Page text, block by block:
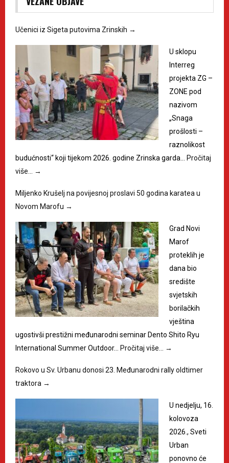
Učenici iz Sigeta putovima Zrinskih →
U sklopu
Interreg
projekta ZG –
ZONE pod
nazivom
„Snaga
prošlosti –
raznolikost
budućnosti“ koji tijekom 2026. godine Zrinska garda… Pročitaj
više…
→
Miljenko Krušelj na povijesnoj proslavi 50 godina karatea u
Novom Marofu →
Grad Novi
Marof
proteklih je
dana bio
središte
svjetskih
borilačkih
vještina
ugostivši prestižni međunarodni seminar Dento Shito Ryu
International Summer Outdoor… Pročitaj više… →
Rokovo u Sv. Urbanu donosi 23. Međunarodni rally oldtimer
traktora →
U nedjelju, 16.
kolovoza
2026., Sveti
Urban
ponovno će